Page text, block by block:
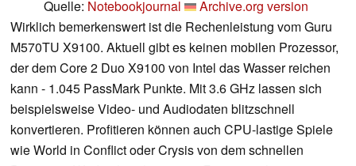
Quelle: Notebookjournal
Archive.org version
Wirklich bemerkenswert ist die Rechenleistung vom Guru
M570TU X9100. Aktuell gibt es keinen mobilen Prozessor,
der dem Core 2 Duo X9100 von Intel das Wasser reichen
kann - 1.045 PassMark Punkte. Mit 3.6 GHz lassen sich
beispielsweise Video- und Audiodaten blitzschnell
konvertieren. Profitieren können auch CPU-lastige Spiele
wie World in Conflict oder Crysis von dem schnellen